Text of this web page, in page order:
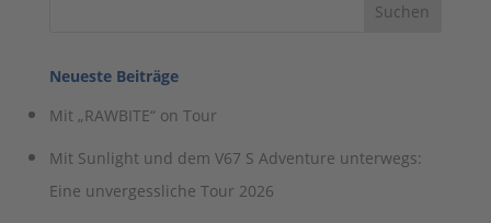
Neueste Beiträge
Mit „RAWBITE“ on Tour
Mit Sunlight und dem V67 S Adventure unterwegs:
Eine unvergessliche Tour 2026